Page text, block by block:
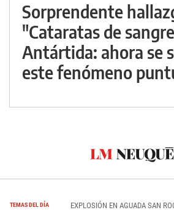
Sorprendente
"Cataratas de
Antártida: ahora se
este fenómeno
TEMAS DEL DÍA EXPLOSIÓN EN AGUADA SAN